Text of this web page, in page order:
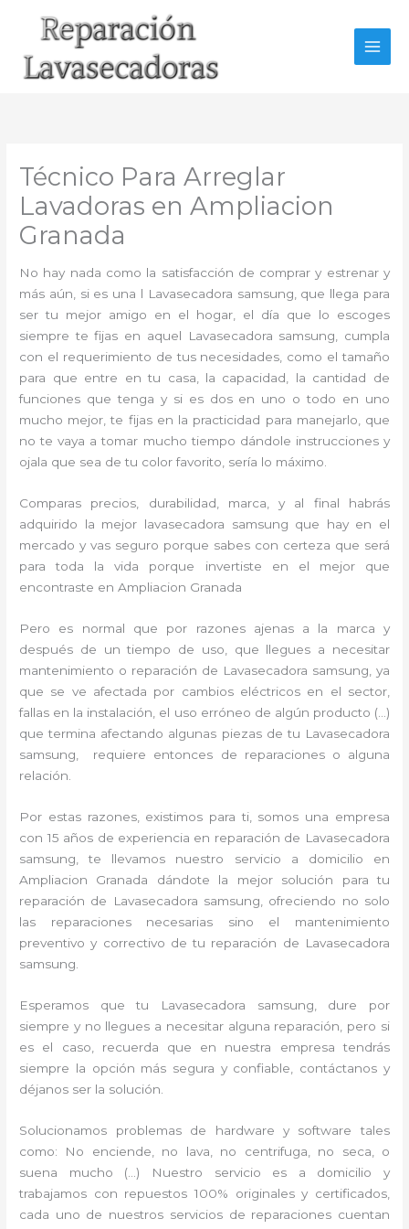
Técnico Para Arreglar
Lavadoras en Ampliacion
Granada
No hay nada como la satisfacción de comprar y estrenar y
más aún, si es una l Lavasecadora samsung, que llega para
ser tu mejor amigo en el hogar, el día que lo escoges
siempre te fijas en aquel Lavasecadora samsung, cumpla
con el requerimiento de tus necesidades, como el tamaño
para que entre en tu casa, la capacidad, la cantidad de
funciones que tenga y si es dos en uno o todo en uno
mucho mejor, te fijas en la practicidad para manejarlo, que
no te vaya a tomar mucho tiempo dándole instrucciones y
ojala que sea de tu color favorito, sería lo máximo.
Comparas precios, durabilidad, marca, y al final habrás
adquirido la mejor lavasecadora samsung que hay en el
mercado y vas seguro porque sabes con certeza que será
para toda la vida porque invertiste en el mejor que
encontraste en Ampliacion Granada
Pero es normal que por razones ajenas a la marca y
después de un tiempo de uso, que llegues a necesitar
mantenimiento o reparación de Lavasecadora samsung, ya
que se ve afectada por cambios eléctricos en el sector,
fallas en la instalación, el uso erróneo de algún producto (…)
que termina afectando algunas piezas de tu Lavasecadora
samsung, requiere entonces de reparaciones o alguna
relación.
Por estas razones, existimos para ti, somos una empresa
con 15 años de experiencia en reparación de Lavasecadora
samsung, te llevamos nuestro servicio a domicilio en
Ampliacion Granada dándote la mejor solución para tu
reparación de Lavasecadora samsung, ofreciendo no solo
las reparaciones necesarias sino el mantenimiento
preventivo y correctivo de tu reparación de Lavasecadora
samsung.
Esperamos que tu Lavasecadora samsung, dure por
siempre y no llegues a necesitar alguna reparación, pero si
es el caso, recuerda que en nuestra empresa tendrás
siempre la opción más segura y confiable, contáctanos y
déjanos ser la solución.
Solucionamos problemas de hardware y software tales
como: No enciende, no lava, no centrifuga, no seca, o
suena mucho (…) Nuestro servicio es a domicilio y
trabajamos con repuestos 100% originales y certificados,
cada uno de nuestros servicios de reparaciones cuentan